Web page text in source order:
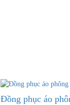
Đồng phục áo